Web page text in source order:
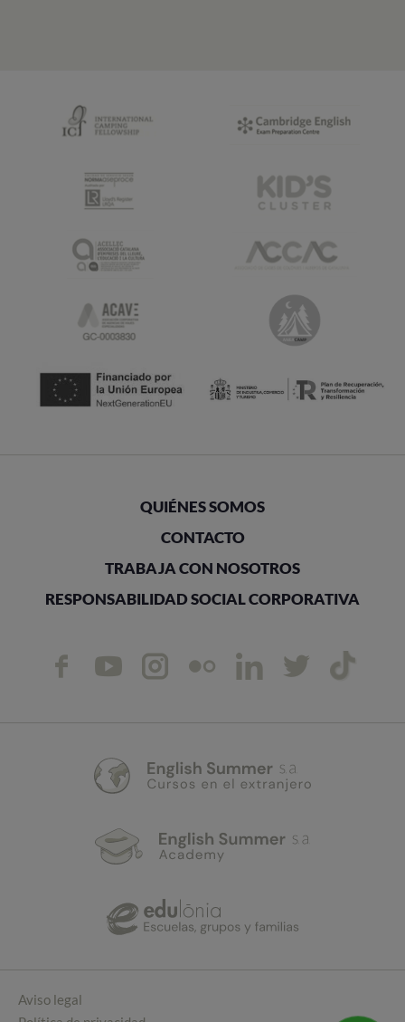
QUIÉNES SOMOS
CONTACTO
TRABAJA CON NOSOTROS
RESPONSABILIDAD SOCIAL CORPORATIVA
Aviso legal